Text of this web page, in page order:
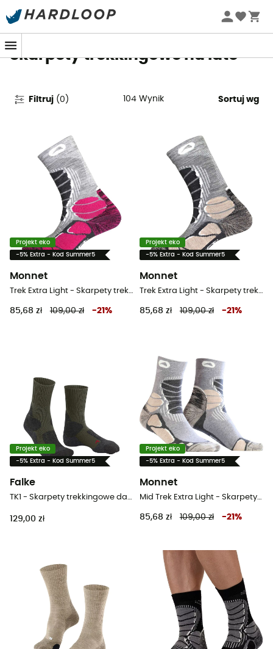
Letnie promocje 🔥 -5% DODATKOWO przy zakupie 2
Skarpety trekkingowe na lato
Filtruj (0 ) 104 Wynik Sortuj wg
Projekt eko
-5% Extra - Kod Summer5
Monnet
Trek Extra Light - Skarpety trekkingowe
85,68 zł 109,00 zł -21 %
Projekt eko
-5% Extra - Kod Summer5
Monnet
Trek Extra Light - Skarpety trekkingowe
85,68 zł 109,00 zł -21 %
Projekt eko
-5% Extra - Kod Summer5
Falke
TK1 - Skarpety trekkingowe damskie
129,00 zł
Projekt eko
-5% Extra - Kod Summer5
Monnet
Mid Trek Extra Light - Skarpety trekkingowe
85,68 zł 109,00 zł -21 %